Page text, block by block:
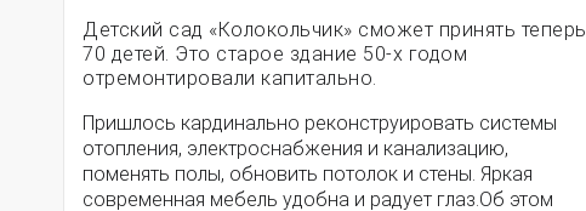
Детский сад «Колокольчик» сможет принять теперь
70 детей. Это старое здание 50-х годом
отремонтировали капитально.
Пришлось кардинально реконструировать системы
отопления, электроснабжения и канализацию,
поменять полы, обновить потолок и стены. Яркая
современная мебель удобна и радует глаз.Об этом